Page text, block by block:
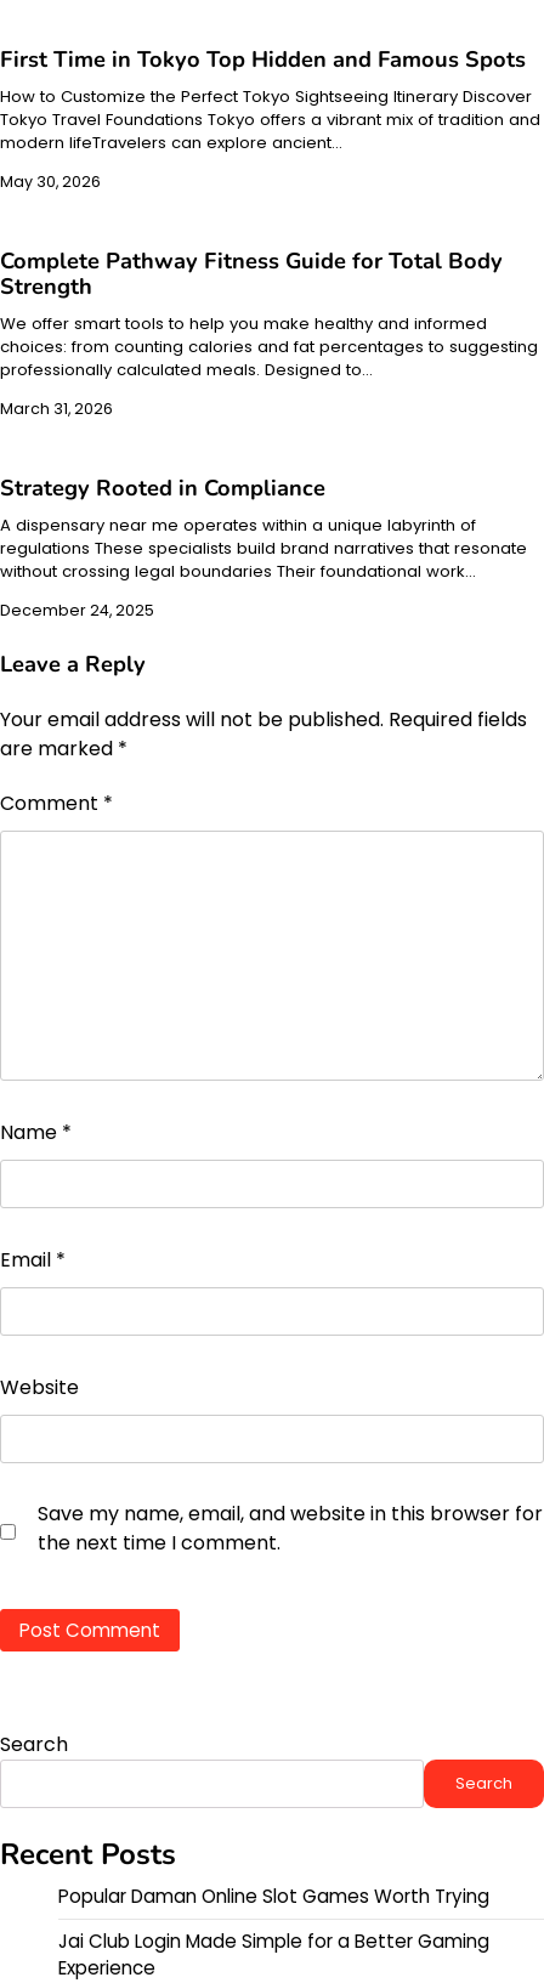
First Time in Tokyo Top Hidden and Famous Spots
How to Customize the Perfect Tokyo Sightseeing Itinerary Discover
Tokyo Travel Foundations Tokyo offers a vibrant mix of tradition and
modern lifeTravelers can explore ancient…
May 30, 2026
Complete Pathway Fitness Guide for Total Body
Strength
We offer smart tools to help you make healthy and informed
choices: from counting calories and fat percentages to suggesting
professionally calculated meals. Designed to…
March 31, 2026
Strategy Rooted in Compliance
A dispensary near me operates within a unique labyrinth of
regulations These specialists build brand narratives that resonate
without crossing legal boundaries Their foundational work…
December 24, 2025
Leave a Reply
Your email address will not be published. Required fields
are marked *
Comment *
Name *
Email *
Website
Save my name, email, and website in this browser for
the next time I comment.
Search
Search
Recent Posts
Popular Daman Online Slot Games Worth Trying
Jai Club Login Made Simple for a Better Gaming
Experience